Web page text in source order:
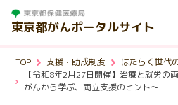
東京都がんポータルサイト
がんを知る
TOP 支援・助成制度
はたらく世代
【令和8年2月27日開催】治療と就労の
がんから学ぶ、両立支援のヒント～